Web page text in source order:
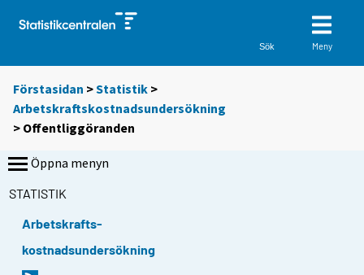
Sök Meny
Förstasidan >Statistik >
Arbetskraftskostnadsundersökning
> Offentliggöranden
Öppna menyn
STATISTIK
Arbetskrafts-
kostnadsundersökning